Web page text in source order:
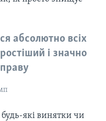
абсолютно всіх
і значно
які винятки чи